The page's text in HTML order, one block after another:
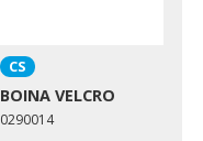
CS
BOINA VELCRO
0290014